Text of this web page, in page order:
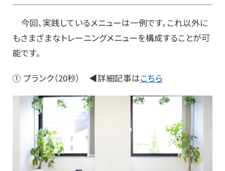
今回、実践しているメニューは一例です。これ以外に
もさまざまなトレーニングメニューを構成することが可
能です。
① プランク（20秒） ◀詳細記事はこちら